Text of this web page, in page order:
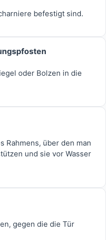
befestigt sind.
oder Bolzen in die
Rahmens, über den man
und sie vor Wasser
gegen die die Tür